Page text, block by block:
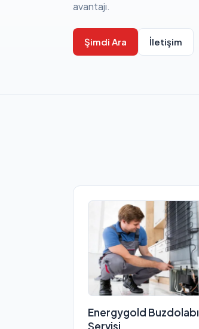
avantajı.
Şimdi Ara İletişim
Energygold Buzdolabı
Servisi